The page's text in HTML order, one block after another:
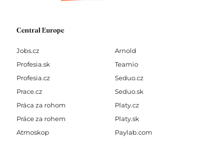
Central Europe
Jobs.cz
Profesia.sk
Profesia.cz
Prace.cz
Práca za rohom
Práce za rohem
Atmoskop
Arnold
Teamio
Seduo.cz
Seduo.sk
Platy.cz
Platy.sk
Paylab.com